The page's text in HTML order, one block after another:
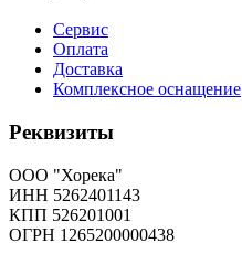
Сервис
Оплата
Доставка
Комплексное оснащение
Реквизиты
ООО "Хорека"
ИНН 5262401143
КПП 526201001
ОГРН 1265200000438